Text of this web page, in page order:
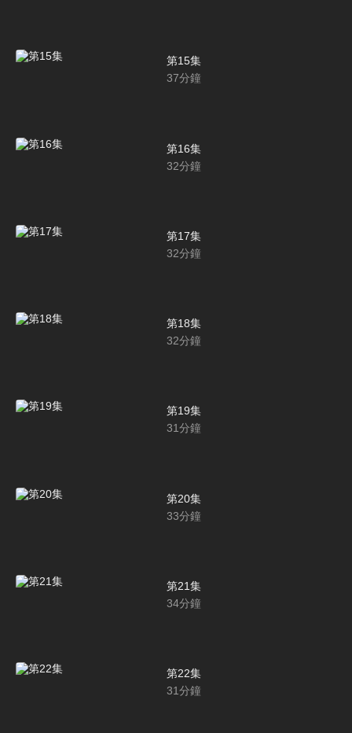
第15集
37分鐘
第16集
32分鐘
第17集
32分鐘
第18集
32分鐘
第19集
31分鐘
第20集
33分鐘
第21集
34分鐘
第22集
31分鐘